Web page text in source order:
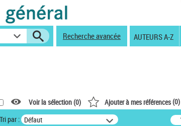
Recherche avancée AUTEURS A-Z
Voir la sélection (0) Ajouter à mes références(0)
Tri par : Défaut